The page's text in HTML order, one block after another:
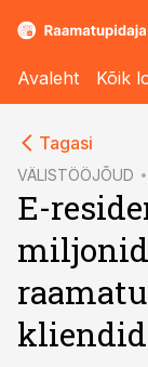
Avaleht Kõik
Tagasi
VÄLISTÖÖJÕUD
E-
kliendid